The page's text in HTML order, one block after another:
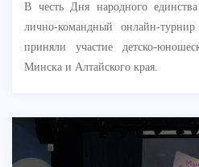
В честь Дня народного
лично-командный онлайн-
приняли участие детско-
Минска и Алтайского края.